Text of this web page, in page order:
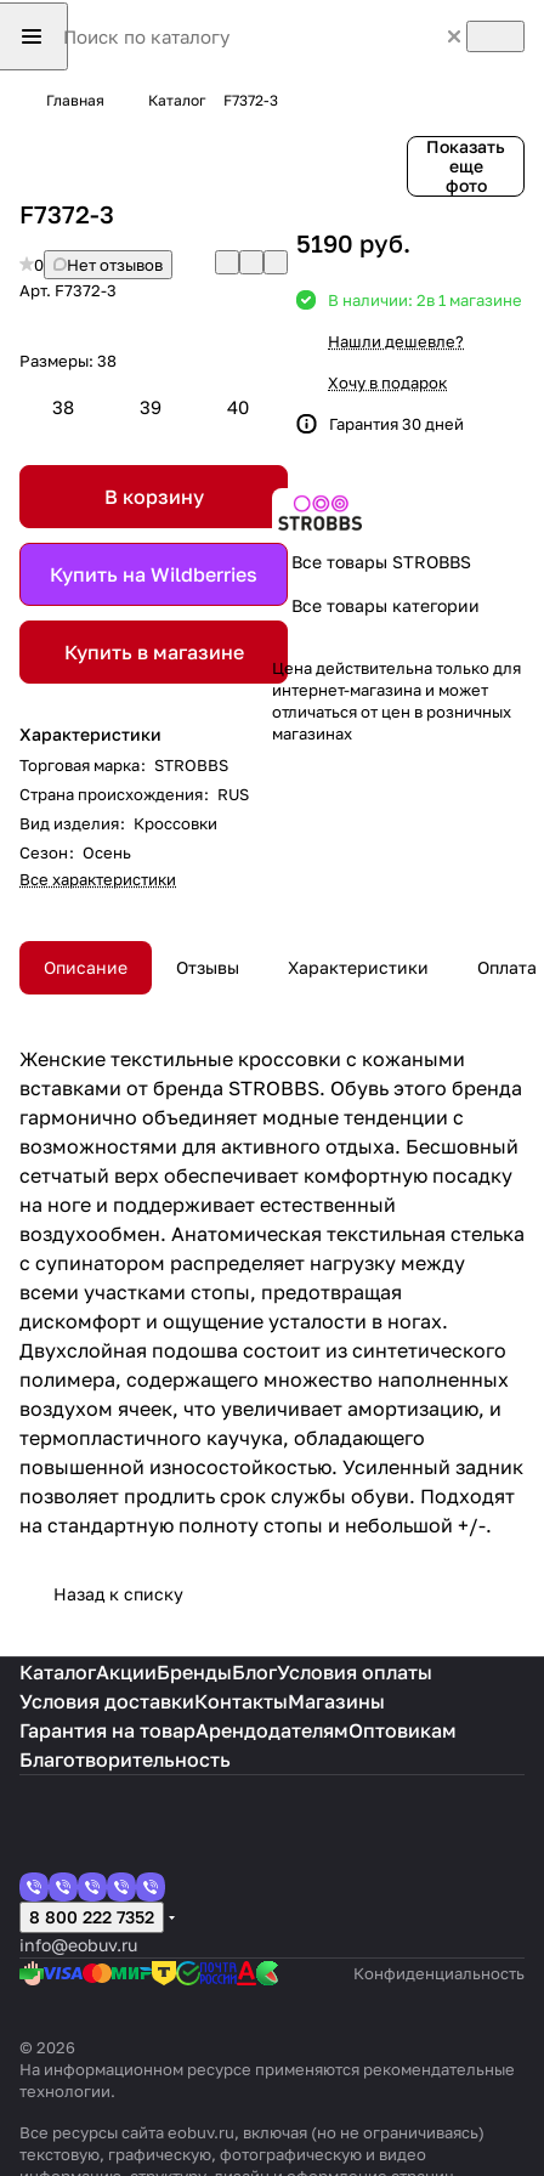
Главная Каталог F7372-3
Показать
еще
фото
F7372-3
0
Нет отзывов
Арт. F7372-3
Размеры: 38
38 39 40
В корзину
Купить на Wildberries
Купить в магазине
Характеристики
Торговая марка: STROBBS
Страна происхождения: RUS
Вид изделия: Кроссовки
Сезон: Осень
Все характеристики
5190 руб.
В наличии: 2в 1 магазине
Нашли дешевле?
Хочу в подарок
Гарантия 30 дней
Все товары STROBBS
Все товары категории
Цена действительна только для
интернет-магазина и может
отличаться от цен в розничных
магазинах
Описание Отзывы Характеристики Оплата
Женские текстильные кроссовки с кожаными
вставками от бренда STROBBS. Обувь этого бренда
гармонично объединяет модные тенденции с
возможностями для активного отдыха. Бесшовный
сетчатый верх обеспечивает комфортную посадку
на ноге и поддерживает естественный
воздухообмен. Анатомическая текстильная стелька
с супинатором распределяет нагрузку между
всеми участками стопы, предотвращая
дискомфорт и ощущение усталости в ногах.
Двухслойная подошва состоит из синтетического
полимера, содержащего множество наполненных
воздухом ячеек, что увеличивает амортизацию, и
термопластичного каучука, обладающего
повышенной износостойкостью. Усиленный задник
позволяет продлить срок службы обуви. Подходят
на стандартную полноту стопы и небольшой +/-.
Назад к списку
КаталогАкцииБрендыБлогУсловия оплаты
Условия доставкиКонтактыМагазины
Гарантия на товарАрендодателямОптовикам
Благотворительность
8 800 222 7352
info@eobuv.ru
Конфиденциальность
© 2026
На информационном ресурсе применяются рекомендательные
технологии.
Все ресурсы сайта eobuv.ru, включая (но не ограничиваясь)
текстовую, графическую, фотографическую и видео